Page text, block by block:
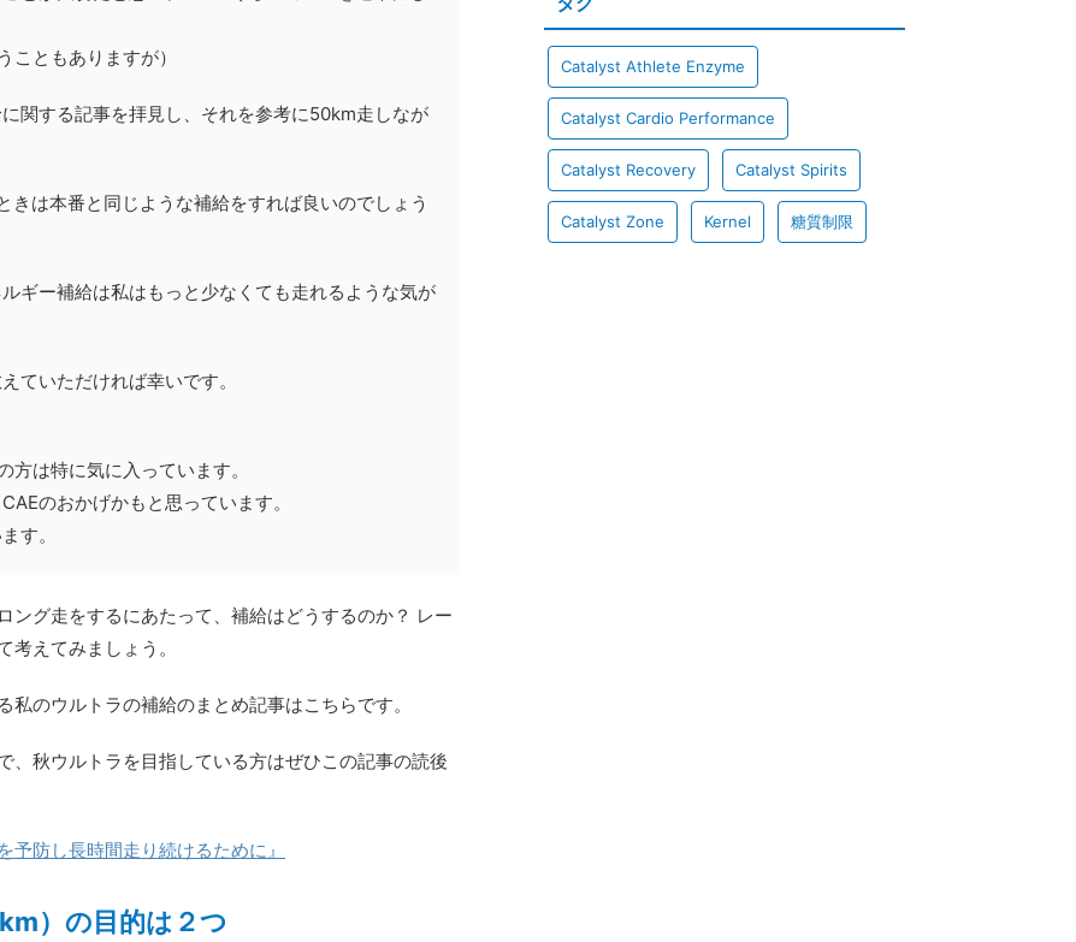
こともありますが）
関する記事を拝見し、それを参考に50km走しなが
は本番と同じような補給をすれば良いのでしょう
ギー補給は私はもっと少なくても走れるような気が
ていただければ幸いです。
は特に気に入っています。
のおかげかもと思っています。
す。
ング走をするにあたって、補給はどうするのか？ レー
えてみましょう。
のウルトラの補給のまとめ記事はこちらです。
、秋ウルトラを目指している方はぜひこの記事の読後
予防し長時間走り続けるために』
）の目的は２つ
Catalyst Athlete Enzyme
Catalyst Cardio Performance
Catalyst Recovery Catalyst Spirits
Catalyst Zone Kernel 糖質制限